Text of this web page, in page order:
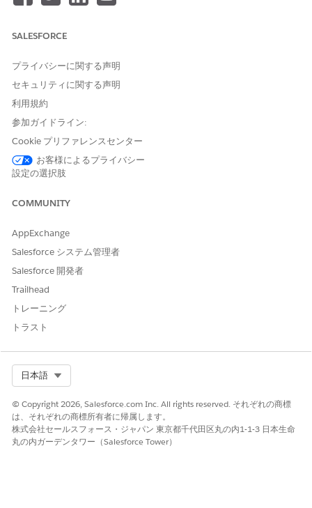
します。
ルーチンの名前を入力します。
終了日を選択します。
1 日のスケジュールを含むルーチンを作成するには、開始
日と同じ終了日を選択します。
複数日にまたがるスケジュールを含むルーチンを作成する
には、開始日より後の終了日を選択します。
変更内容を保存します。
既存のルーチンを活用して、定義済みの訪問スケジュールを適用
します。
アプリケーションランチャーで、[
します。
ルーチンを開始する日付の横にある [
[ Apply Existing Routine]
ルーティンインジケーターは、ルーティンが適用された日に表
示されます。特定の日のすべてのルーティンを表示するには、
ルーティンアイコンをクリックします。
既存のルーチンを共有、削除、または名前変更できます。
SALESFORCE
プライバシーに関する声明
セキュリティに関する声明
利用規約
参加ガイドライン:
Cookie プリファレンスセンター
お客様によるプライバシー
設定の選択肢
COMMUNITY
AppExchange
Salesforce システム管理者
Salesforce 開発者
Trailhead
トレーニング
トラスト
日本語
© Copyright 2026, Salesforce.com Inc. All rights reserved. それぞれの商標
は、それぞれの商標所有者に帰属します。
株式会社セールスフォース・ジャパン 東京都千代田区丸の内1-1-3 日本生命
丸の内ガーデンタワー（Salesforce Tower）